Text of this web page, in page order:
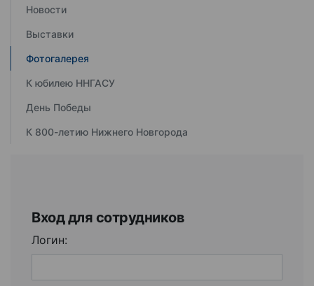
Новости
Выставки
Фотогалерея
К юбилею ННГАСУ
День Победы
К 800-летию Нижнего Новгорода
Вход для сотрудников
Логин: